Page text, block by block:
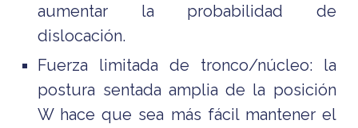
aumentar la probabilidad de
dislocación.
Fuerza limitada de tronco/núcleo: la
postura sentada amplia de la posición
W hace que sea más fácil mantener el